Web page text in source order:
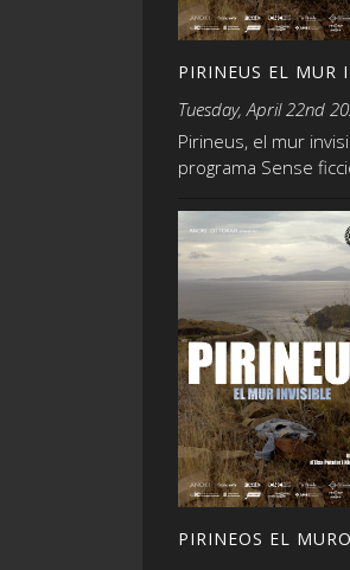
PIRINEUS EL MUR
Tuesday, April 22nd
Pirineus, el mur
programa Sense
PIRINEOS EL